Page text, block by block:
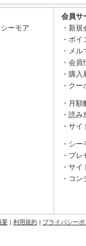
ーモア
会員サ
新規
ポイ
メル
会員
購入
クー
月額
読み
サイ
シー
プレ
サイ
コン
要| 利用規約| プライバシーポ